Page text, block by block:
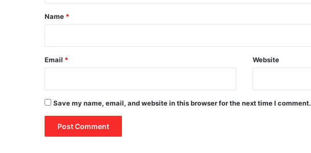
*
Name *
Email * Website
Save my name, email, and website in this browser for the next time I comment.